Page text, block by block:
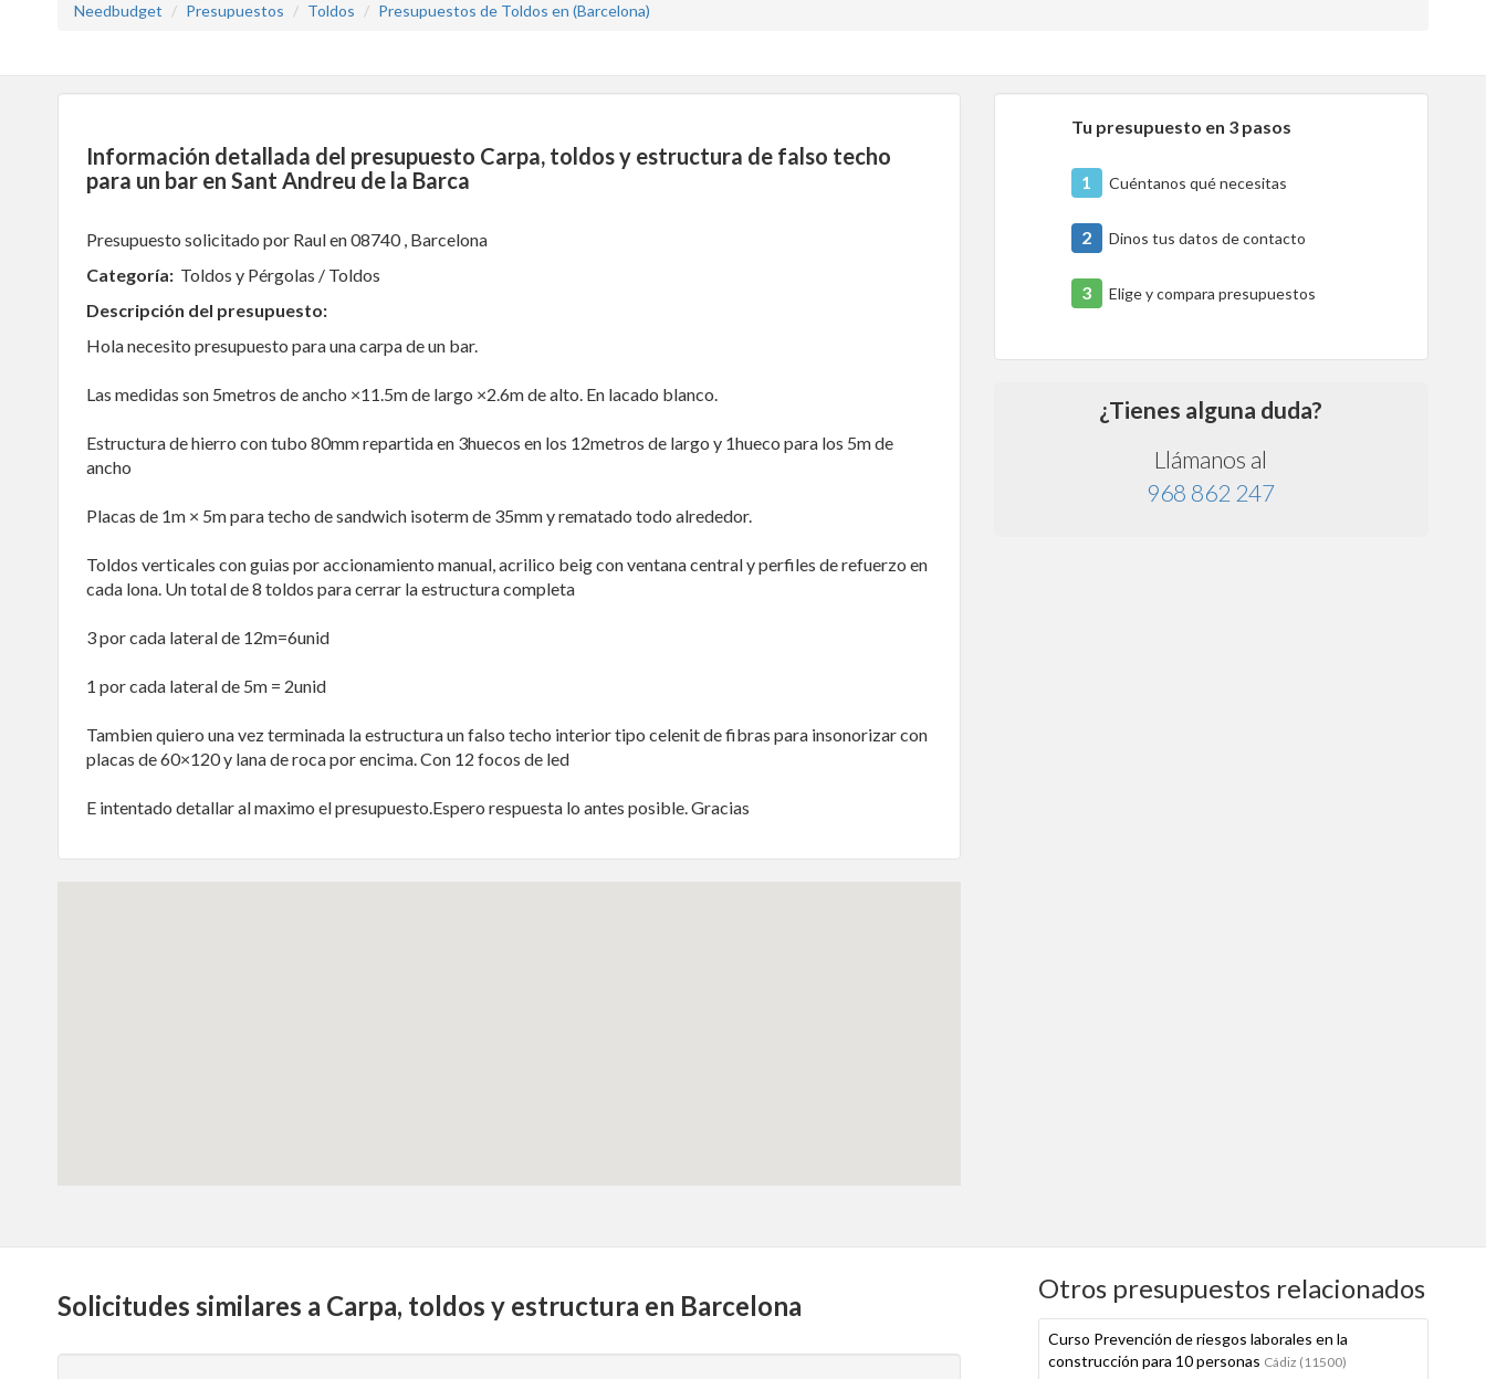
Needbudget Presupuestos Toldos Presupuestos de Toldos en (Barcelona)
Información detallada del presupuesto Carpa, toldos y estructura de falso techo
para un bar en Sant Andreu de la Barca
Presupuesto solicitado por Raul en 08740 , Barcelona
Categoría: Toldos y Pérgolas / Toldos
Descripción del presupuesto:
Hola necesito presupuesto para una carpa de un bar.
Las medidas son 5metros de ancho ×11.5m de largo ×2.6m de alto. En lacado blanco.
Estructura de hierro con tubo 80mm repartida en 3huecos en los 12metros de largo y 1hueco para los 5m de
ancho
Placas de 1m × 5m para techo de sandwich isoterm de 35mm y rematado todo alrededor.
Toldos verticales con guias por accionamiento manual, acrilico beig con ventana central y perfiles de refuerzo en
cada lona. Un total de 8 toldos para cerrar la estructura completa
3 por cada lateral de 12m=6unid
1 por cada lateral de 5m = 2unid
Tambien quiero una vez terminada la estructura un falso techo interior tipo celenit de fibras para insonorizar con
placas de 60×120 y lana de roca por encima. Con 12 focos de led
E intentado detallar al maximo el presupuesto.Espero respuesta lo antes posible. Gracias
Tu presupuesto en 3 pasos
1 Cuéntanos qué necesitas
2 Dinos tus datos de contacto
3 Elige y compara presupuestos
¿Tienes alguna duda?
Llámanos al
968 862 247
Solicitudes similares a Carpa, toldos y estructura en Barcelona
Otros presupuestos relacionados
Curso Prevención de riesgos laborales en la
construcción para 10 personas Cádiz (11500)